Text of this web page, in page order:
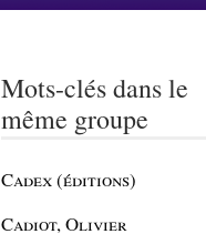
Mots-clés dans le
même groupe
Cadex (éditions)
Cadiot, Olivier